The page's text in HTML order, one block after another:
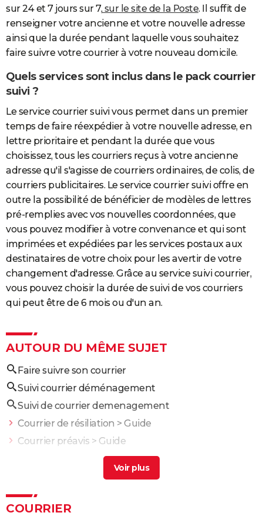
sur 24 et 7 jours sur 7, sur le site de la Poste. Il suffit de
renseigner votre ancienne et votre nouvelle adresse
ainsi que la durée pendant laquelle vous souhaitez
faire suivre votre courrier à votre nouveau domicile.
Quels services sont inclus dans le pack courrier
suivi ?
Le service courrier suivi vous permet dans un premier
temps de faire réexpédier à votre nouvelle adresse, en
lettre prioritaire et pendant la durée que vous
choisissez, tous les courriers reçus à votre ancienne
adresse qu'il s'agisse de courriers ordinaires, de colis, de
courriers publicitaires. Le service courrier suivi offre en
outre la possibilité de bénéficier de modèles de lettres
pré-remplies avec vos nouvelles coordonnées, que
vous pouvez modifier à votre convenance et qui sont
imprimées et expédiées par les services postaux aux
destinataires de votre choix pour les avertir de votre
changement d'adresse. Grâce au service suivi courrier,
vous pouvez choisir la durée de suivi de vos courriers
qui peut être de 6 mois ou d'un an.
AUTOUR DU MÊME SUJET
Faire suivre son courrier
Suivi courrier déménagement
Suivi de courrier demenagement
Courrier de résiliation > Guide
Courrier préavis > Guide
Faire suivre son courrier tarif> Guide
Courrier resiliation assurance habitation
Prix courrier recommande
COURRIER